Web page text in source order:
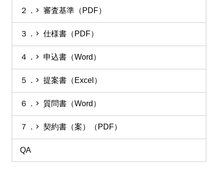
２． 審査基準 （PDF）
３． 仕様書 （PDF）
４． 申込書 （Word）
５． 提案書 （Excel）
６． 質問書 （Word）
７． 契約書（案） （PDF）
QA